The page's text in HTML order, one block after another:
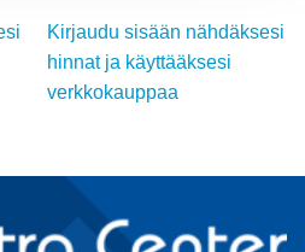
Kirjaudu sisään nähdäksesi
hinnat ja käyttääksesi
verkkokauppaa